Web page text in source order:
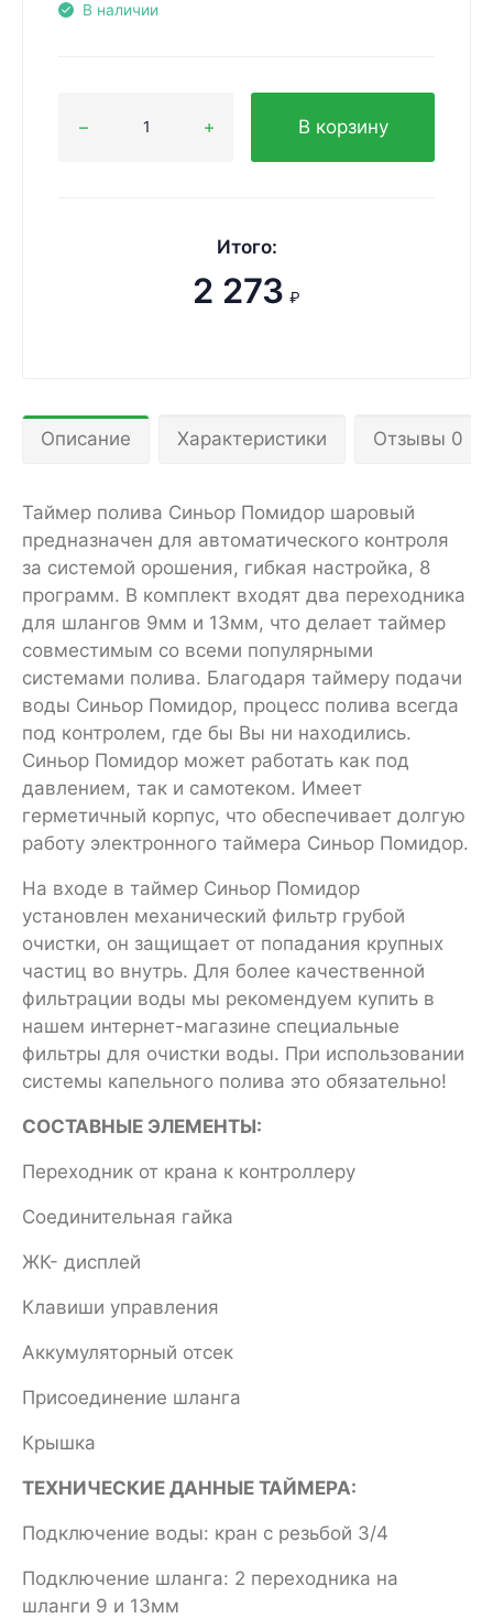
В наличии
В корзину
Итого:
2 273 ₽
Описание Характеристики Отзывы 0
Таймер полива Синьор Помидор шаровый
предназначен для автоматического контроля
за системой орошения, гибкая настройка, 8
программ. В комплект входят два переходника
для шлангов 9мм и 13мм, что делает таймер
совместимым со всеми популярными
системами полива. Благодаря таймеру подачи
воды Синьор Помидор, процесс полива всегда
под контролем, где бы Вы ни находились.
Синьор Помидор может работать как под
давлением, так и самотеком. Имеет
герметичный корпус, что обеспечивает долгую
работу электронного таймера Синьор Помидор.
На входе в таймер Синьор Помидор
установлен механический фильтр грубой
очистки, он защищает от попадания крупных
частиц во внутрь. Для более качественной
фильтрации воды мы рекомендуем купить в
нашем интернет-магазине специальные
фильтры для очистки воды. При использовании
системы капельного полива это обязательно!
СОСТАВНЫЕ ЭЛЕМЕНТЫ:
Переходник от крана к контроллеру
Соединительная гайка
ЖК- дисплей
Клавиши управления
Аккумуляторный отсек
Присоединение шланга
Крышка
ТЕХНИЧЕСКИЕ ДАННЫЕ ТАЙМЕРА:
Подключение воды: кран с резьбой 3/4
Подключение шланга: 2 переходника на
шланги 9 и 13мм